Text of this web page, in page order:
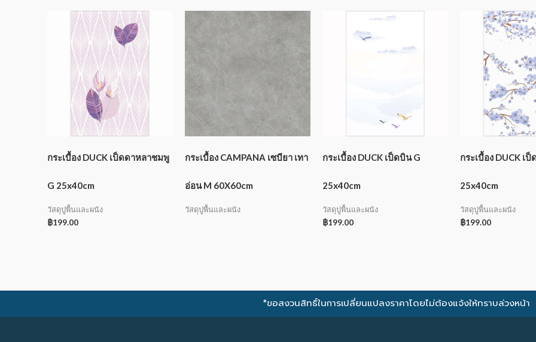
กระเบื้อง DUCK เป็ดดาหลาชมพู
G 25x40cm
วัสดุปูพื้นและผนัง
฿199.00
กระเบื้อง CAMPANA เซบียา เทา
อ่อน M 60X60cm
วัสดุปูพื้นและผนัง
กระเบื้อง DUCK เป็ดบิน G
25x40cm
วัสดุปูพื้นและผนัง
฿199.00
กระเบื้อง DUCK เ
25x40cm
วัสดุปูพื้นและผนัง
฿199.00
*ขอสงวนสิทธิ์ในการเปลี่ยนแปลงราคาโดยไม่ต้องแจ้งให้ทราบล่วงหน้า